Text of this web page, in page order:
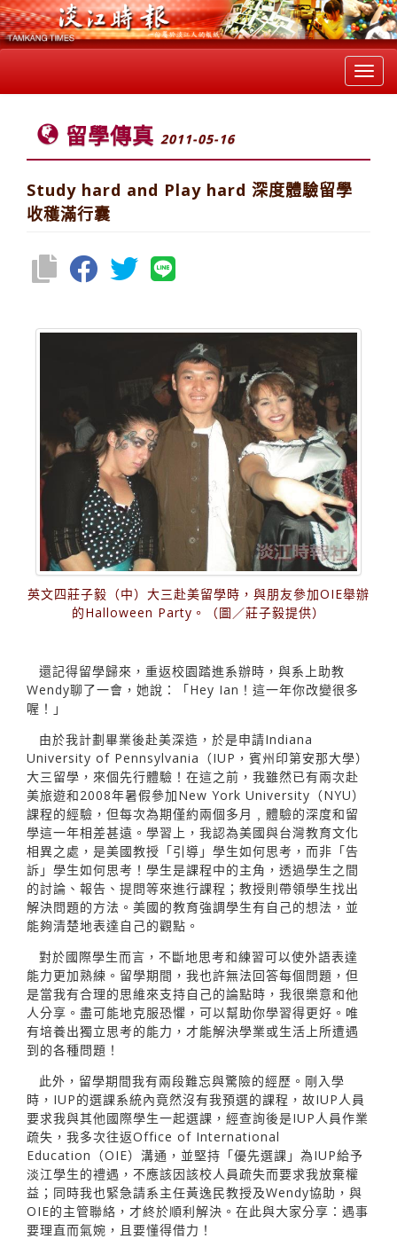
留學傳真 2011-05-16
Study hard and Play hard 深度體驗留學
收穫滿行囊
英文四莊子毅（中）大三赴美留學時，與朋友參加OIE舉辦
的Halloween Party。（圖／莊子毅提供）
還記得留學歸來，重返校園踏進系辦時，與系上助教
Wendy聊了一會，她說：「Hey Ian！這一年你改變很多
喔！」
由於我計劃畢業後赴美深造，於是申請Indiana
University of Pennsylvania（IUP，賓州印第安那大學）
大三留學，來個先行體驗！在這之前，我雖然已有兩次赴
美旅遊和2008年暑假參加New York University（NYU）
課程的經驗，但每次為期僅約兩個多月﹐體驗的深度和留
學這一年相差甚遠。學習上，我認為美國與台灣教育文化
相異之處，是美國教授「引導」學生如何思考，而非「告
訴」學生如何思考！學生是課程中的主角，透過學生之間
的討論、報告、提問等來進行課程；教授則帶領學生找出
解決問題的方法。美國的教育強調學生有自己的想法，並
能夠清楚地表達自己的觀點。
對於國際學生而言，不斷地思考和練習可以使外語表達
能力更加熟練。留學期間，我也許無法回答每個問題，但
是當我有合理的思維來支持自己的論點時，我很樂意和他
人分享。盡可能地克服恐懼，可以幫助你學習得更好。唯
有培養出獨立思考的能力，才能解決學業或生活上所遭遇
到的各種問題！
此外，留學期間我有兩段難忘與驚險的經歷。剛入學
時，IUP的選課系統內竟然沒有我預選的課程，故IUP人員
要求我與其他國際學生一起選課，經查詢後是IUP人員作業
疏失，我多次往返Office of International
Education（OIE）溝通，並堅持「優先選課」為IUP給予
淡江學生的禮遇，不應該因該校人員疏失而要求我放棄權
益；同時我也緊急請系主任黃逸民教授及Wendy協助，與
OIE的主管聯絡，才終於順利解決。在此與大家分享：遇事
要理直而氣婉，且要懂得借力！